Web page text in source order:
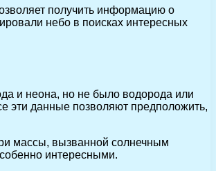
получить информацию о
небо в поисках интересных
и неона, но не было водорода или
эти данные позволяют предположить,
массы, вызванной солнечным
интересными.